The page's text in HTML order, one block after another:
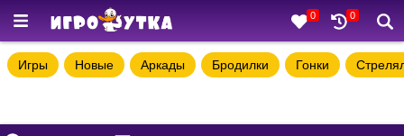
0 0
Игры Новые Аркады Бродилки Гонки